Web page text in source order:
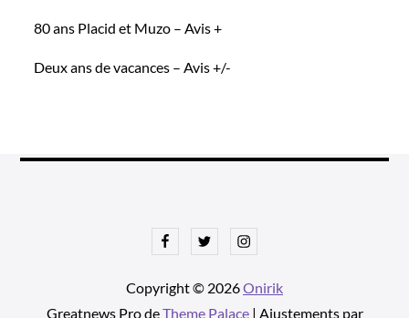
80 ans Placid et Muzo – Avis +
Deux ans de vacances – Avis +/-
FacebookTwitterInstagram
Copyright © 2026Onirik
Greatnews Pro deTheme Palace| Ajustements par